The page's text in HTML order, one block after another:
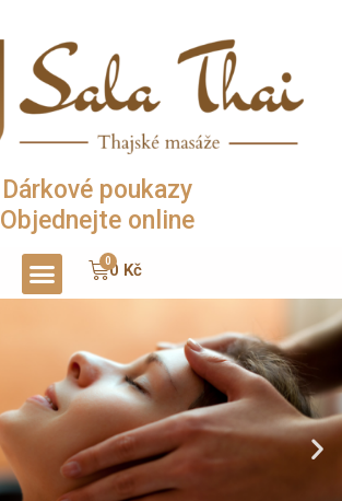
Dárkové poukazy
Objednejte online
0 Kč